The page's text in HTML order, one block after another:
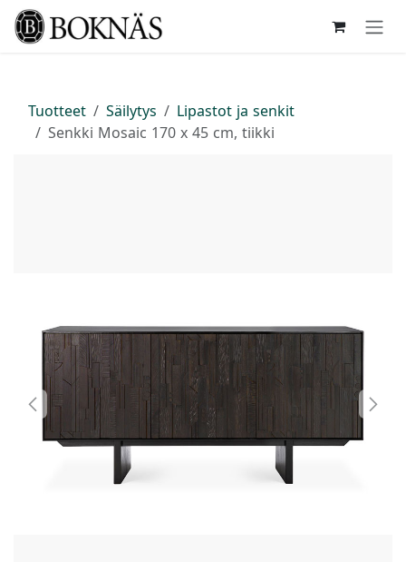
Siirry sisältöön
Tuotteet Säilytys
Lipastot ja senkit
Senkki Mosaic 170 x 45 cm, tiikki